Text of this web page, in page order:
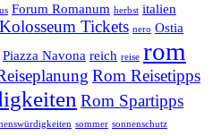
Forum Romanum herbst italien
Kolosseum Tickets nero Ostia
Piazza Navona reich reise rom
Rom Reisetipps
Rom Spartipps
sommer sonnenschutz